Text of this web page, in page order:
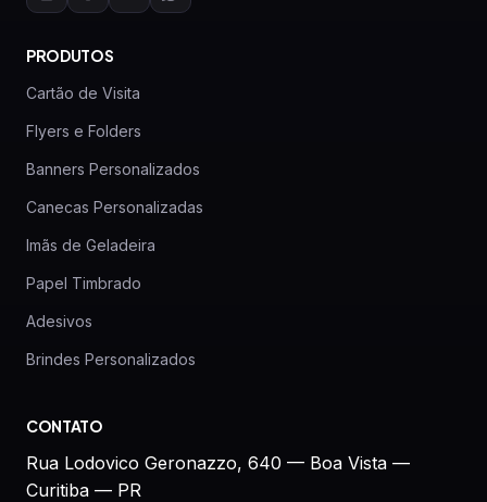
PRODUTOS
Cartão de Visita
Flyers e Folders
Banners Personalizados
Canecas Personalizadas
Imãs de Geladeira
Papel Timbrado
Adesivos
Brindes Personalizados
CONTATO
Rua Lodovico Geronazzo, 640 — Boa Vista —
Curitiba — PR